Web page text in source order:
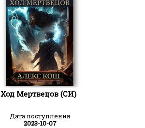
Ход Мертвецов (СИ)
Дата поступления
2023-10-07